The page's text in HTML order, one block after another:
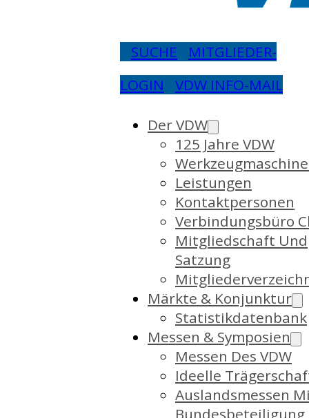
SUCHE
MITGLIEDER-
LOGIN
VDW INFO-MAIL
Der VDW
125 Jahre VDW
Leistungen
Kontaktpersonen
Verbindungsbüro
Mitgliedschaft Und
Satzung
Märkte & Konjunktur
Statistikdatenbank
Messen & Symposien
Messen Des VDW
Ideelle
Auslandsmessen
Bundesbeteiligung